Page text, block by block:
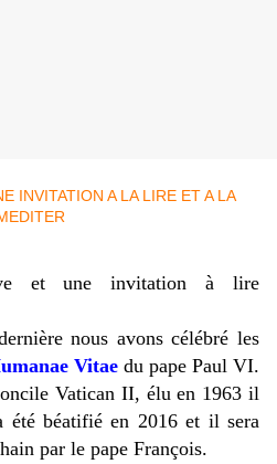
et une invitation à lire
nous avons célébré les
Vitae du pape Paul VI.
Vatican II, élu en 1963 il
été béatifié en 2016 et il sera
par le pape François.